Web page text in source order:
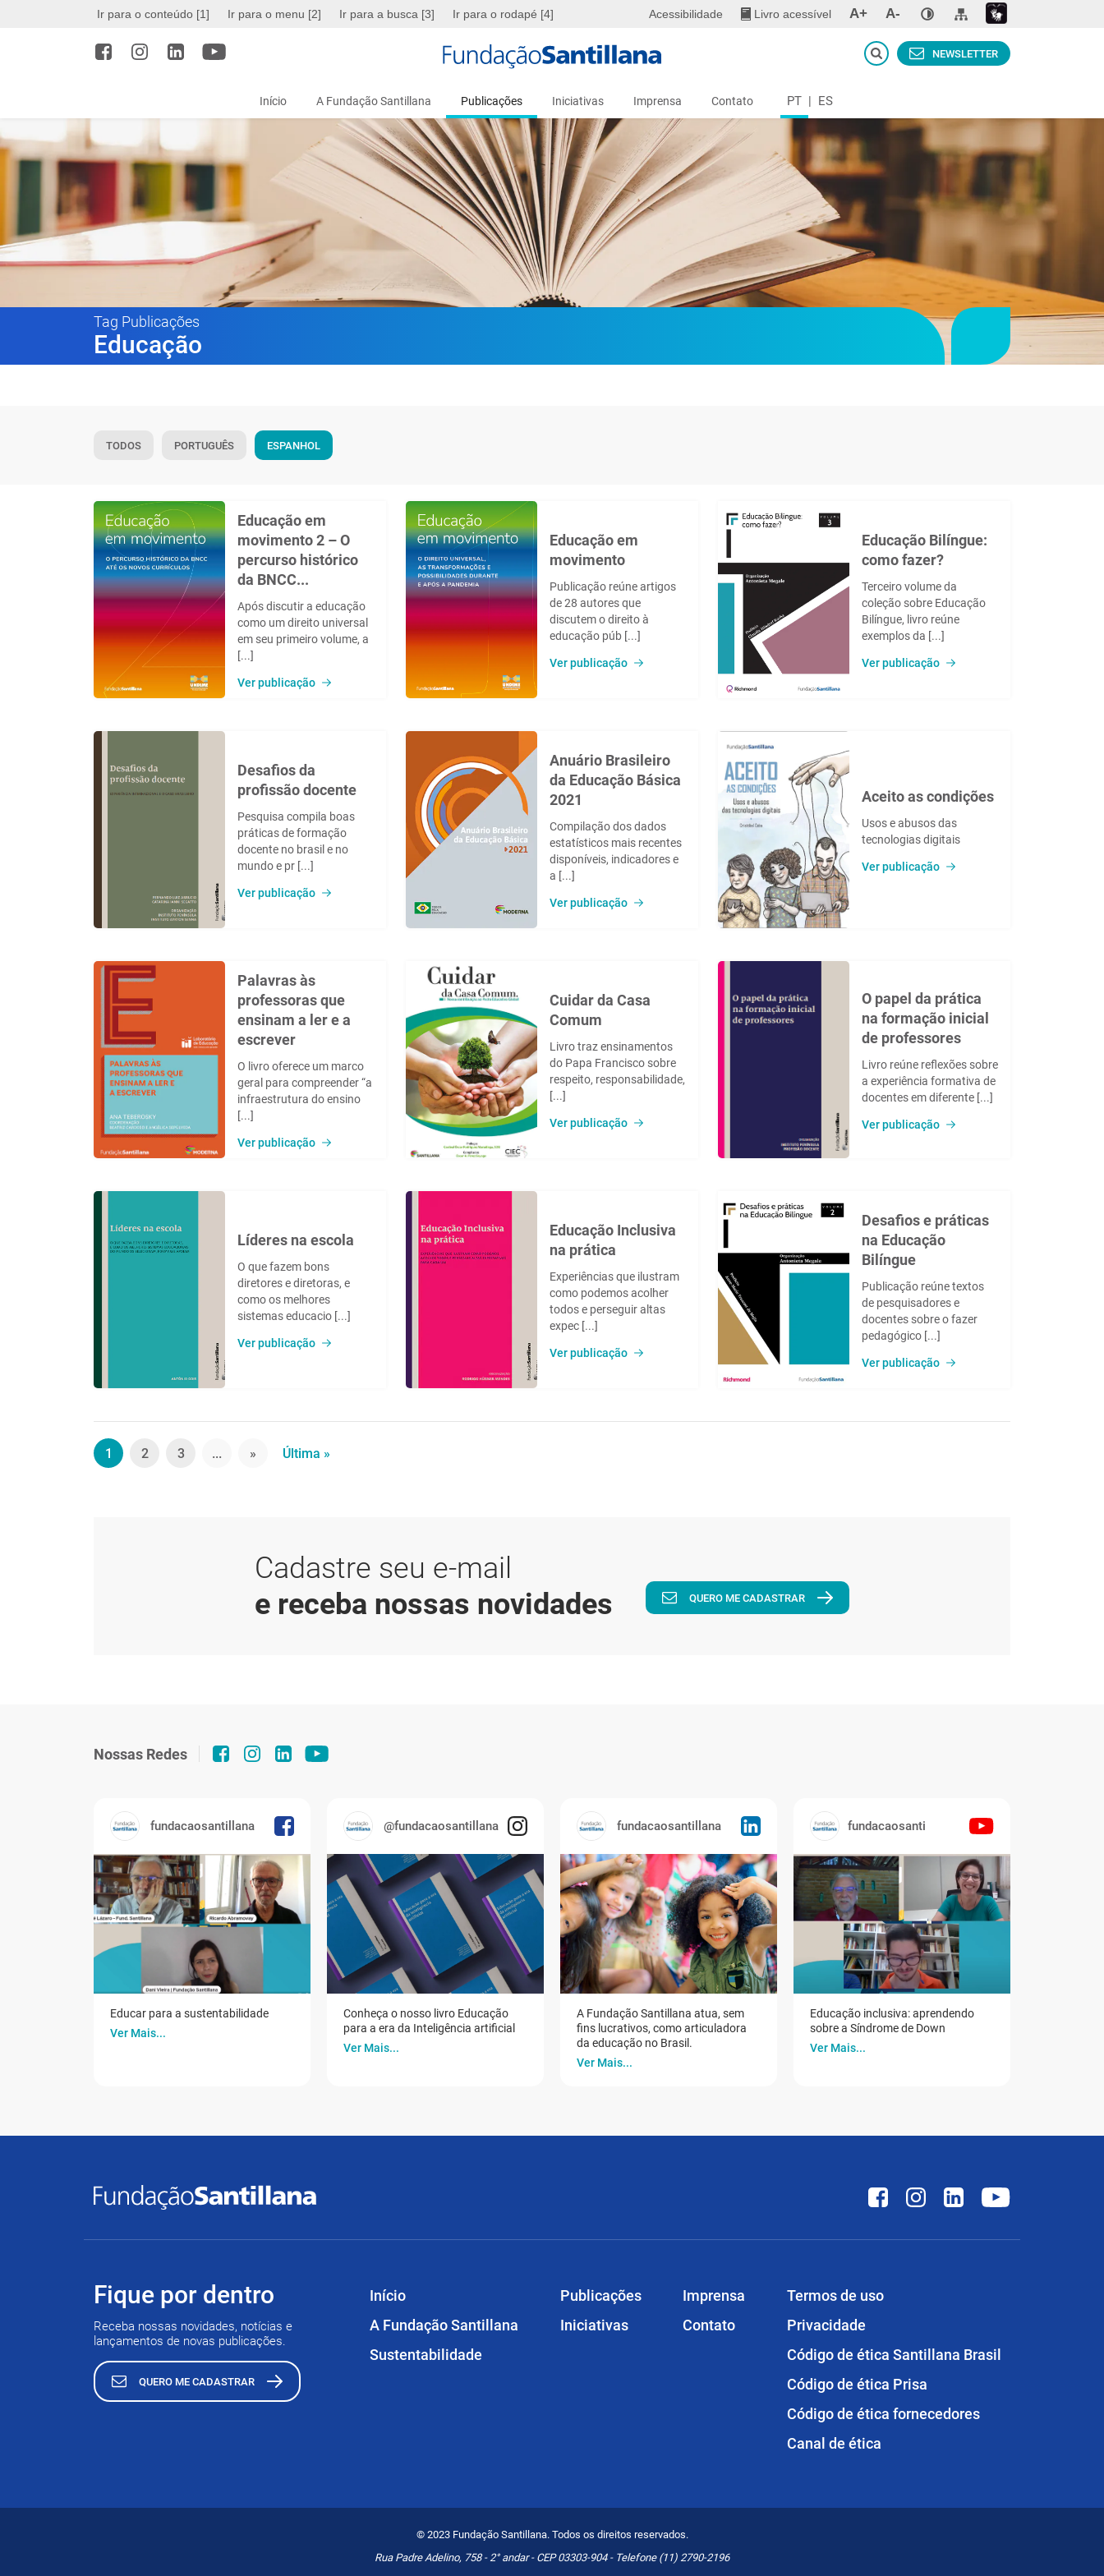
Ir para o conteúdo [1] Ir para o menu [2] Ir para a busca [3] Ir para o rodapé [4] Acessibilidade Livro acessível A+ A-
Início A Fundação Santillana Publicações Iniciativas Imprensa Contato PT | ES
NEWSLETTER
Tag Publicações
Educação
TODOS PORTUGUÊS ESPANHOL
Educação em
movimento 2 – O
percurso histórico
da BNCC...
Após discutir a educação
como um direito universal
em seu primeiro volume, a
[...]
Ver publicação
Educação em
movimento
Publicação reúne artigos
de 28 autores que
discutem o direito à
educação púb [...]
Ver publicação
Educação Bilíngue:
como fazer?
Terceiro volume da
coleção sobre Educação
Bilíngue, livro reúne
exemplos da [...]
Ver publicação
Desafios da
profissão docente
Pesquisa compila boas
práticas de formação
docente no brasil e no
mundo e pr [...]
Ver publicação
Anuário Brasileiro
da Educação Básica
2021
Compilação dos dados
estatísticos mais recentes
disponíveis, indicadores e
a [...]
Ver publicação
Aceito as condições
Usos e abusos das
tecnologias digitais
Ver publicação
Palavras às
professoras que
ensinam a ler e a
escrever
O livro oferece um marco
geral para compreender “a
infraestrutura do ensino
[...]
Ver publicação
Cuidar da Casa
Comum
Livro traz ensinamentos
do Papa Francisco sobre
respeito, responsabilidade,
[...]
Ver publicação
O papel da prática
na formação inicial
de professores
Livro reúne reflexões sobre
a experiência formativa de
docentes em diferente [...]
Ver publicação
Líderes na escola
O que fazem bons
diretores e diretoras, e
como os melhores
sistemas educacio [...]
Ver publicação
Educação Inclusiva
na prática
Experiências que ilustram
como podemos acolher
todos e perseguir altas
expec [...]
Ver publicação
Desafios e práticas
na Educação
Bilíngue
Publicação reúne textos
de pesquisadores e
docentes sobre o fazer
pedagógico [...]
Ver publicação
1 2 3 ... » Última »
Cadastre seu e-mail
e receba nossas novidades
QUERO ME CADASTRAR
Nossas Redes
fundacaosantillana
Educar para a sustentabilidade
Ver Mais...
@fundacaosantillana
Conheça o nosso livro Educação
para a era da Inteligência artificial
Ver Mais...
fundacaosantillana
A Fundação Santillana atua, sem
fins lucrativos, como articuladora
da educação no Brasil.
Ver Mais...
fundacaosanti
Educação inclusiva: aprendendo
sobre a Síndrome de Down
Ver Mais...
Fique por dentro
Receba nossas novidades, notícias e
lançamentos de novas publicações.
QUERO ME CADASTRAR
Início
A Fundação Santillana
Sustentabilidade
Publicações
Iniciativas
Imprensa
Contato
Termos de uso
Privacidade
Código de ética Santillana Brasil
Código de ética Prisa
Código de ética fornecedores
Canal de ética
© 2023 Fundação Santillana. Todos os direitos reservados.
Rua Padre Adelino, 758 - 2° andar - CEP 03303-904 - Telefone (11) 2790-2196